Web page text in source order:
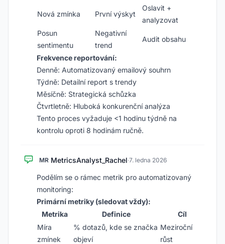
Nová zmínka První výskyt
Oslavit +
analyzovat
Posun
sentimentu
Negativní
trend
Audit obsahu
Frekvence reportování:
Denně: Automatizovaný emailový souhrn
Týdně: Detailní report s trendy
Měsíčně: Strategická schůzka
Čtvrtletně: Hluboká konkurenční analýza
Tento proces vyžaduje <1 hodinu týdně na
kontrolu oproti 8 hodinám ručně.
MR MetricsAnalyst_Rachel·7. ledna 2026
Podělím se o rámec metrik pro automatizovaný
monitoring:
Primární metriky (sledovat vždy):
Metrika
Definice
Cíl
Míra
zmínek
% dotazů, kde se značka
objeví
Meziroční
růst